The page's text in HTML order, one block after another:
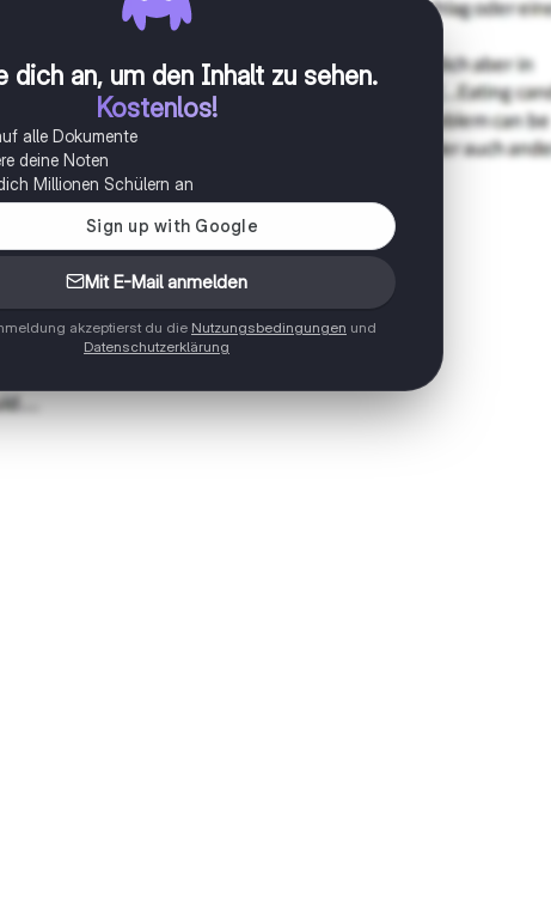
dich an, um den Inhalt zu sehen.
Kostenlos!
alle Dokumente
deine Noten
Millionen Schülern an
Mit E-Mail anmelden
akzeptierst du die Nutzungsbedingungen und
Datenschutzerklärung